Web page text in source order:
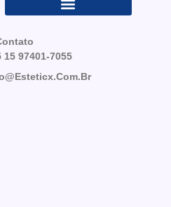
15 97401-7055